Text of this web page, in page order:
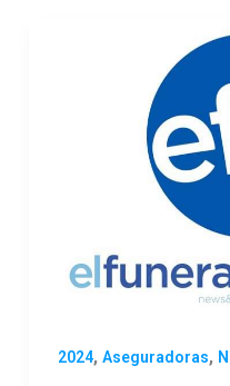
2024, Aseguradoras,